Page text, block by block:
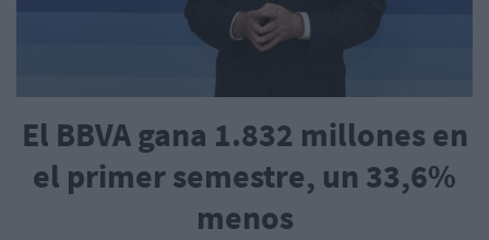
El BBVA gana 1.832 millones en
el primer semestre, un 33,6%
menos